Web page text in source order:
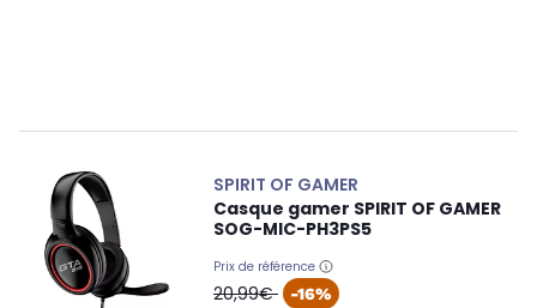
SPIRIT OF GAMER
Casque gamer SPIRIT OF GAMER
SOG-MIC-PH3PS5
Prix de référence
oldPrice
20,99€ -16%